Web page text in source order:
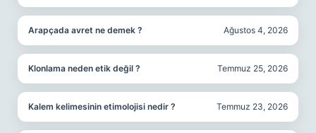
Arapçada avret ne demek ? Ağustos 4, 2026
Klonlama neden etik değil ? Temmuz 25, 2026
Kalem kelimesinin etimolojisi nedir ? Temmuz 23, 2026